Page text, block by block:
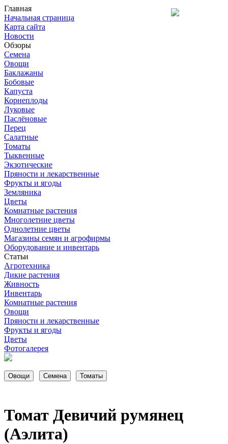
Главная
Начальная страница
Карта сайта
Новости
Обзоры
Семена
Овощи
Баклажаны
Бобовые
Капуста
Корнеплоды
Луковые
Паслёновые
Перец
Салатные
Томаты
Тыквенные
Экзотические
Пряности и лекарственные
Фрукты и ягоды
Земляника
Цветы
Комнатные растения
Многолетние цветы
Однолетние цветы
Магазины семян и агрофирмы
Оборудование и инвентарь
Статьи
Агротехника
Дикие растения
Живность
Инвентарь
Комнатные растения
Овощи
Пряности и лекарственные
Фрукты и ягоды
Цветы
Фотогалерея
Томат Девичий румянец
(Аэлита)